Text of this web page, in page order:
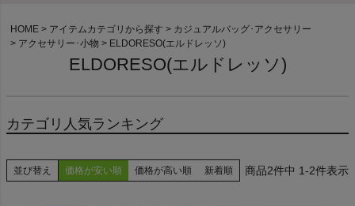
会員登録
ようこそ ゲスト 様
HOME アイテムカテゴリから探す
カジュアルバッグ･アクセサリー
アクセサリー･小物
ELDORESO(エルドレッソ)
ELDORESO(エルドレッソ)
カテゴリ人気ランキング
並び替え 価格が安い順 価格が高い順 新着順 2件中 1-2件表示